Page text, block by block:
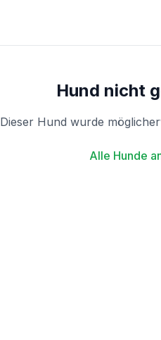
Hund nicht
Dieser Hund wurde
Alle Hunde